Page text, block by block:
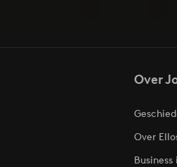
Over
Over